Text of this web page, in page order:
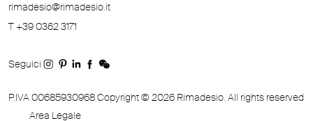
rimadesio@rimadesio.it
T +39 0362 3171
Seguici
P.IVA 00685930968 Copyright © 2026 Rimadesio. All rights reserved
Area Legale